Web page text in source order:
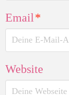
Email*
Website